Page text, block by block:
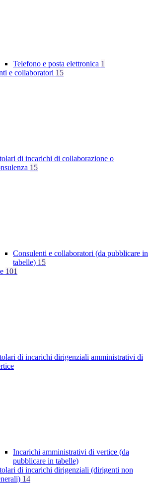
Telefono e posta elettronica 1
e collaboratori 15
di incarichi di collaborazione o
15
Consulenti e collaboratori (da pubblicare in
tabelle) 15
101
di incarichi dirigenziali amministrativi di
Incarichi amministrativi di vertice (da
pubblicare in tabelle)
di incarichi dirigenziali (dirigenti non
14